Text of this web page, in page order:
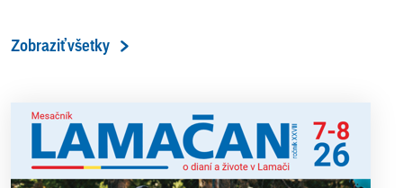
9. 7. 2026
ALENA PETÁKOVÁ: „Splnila som si všetko, čo som si
výborný šach aj príjemnú komunitnú atmosféru
Zobraziť všetky